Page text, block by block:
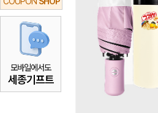
모바일에서도
세종기프트